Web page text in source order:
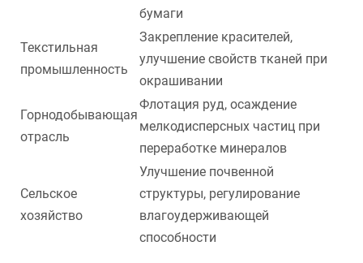
бумаги
Текстильная
промышленность
Закрепление красителей,
улучшение свойств тканей при
окрашивании
Горнодобывающая
отрасль
Флотация руд, осаждение
мелкодисперсных частиц при
переработке минералов
Сельское
хозяйство
Улучшение почвенной
структуры, регулирование
влагоудерживающей
способности